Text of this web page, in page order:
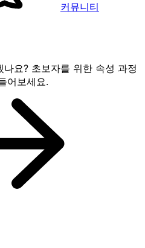
커뮤니티
요? 초보자를 위한 속성 과정
어보세요.